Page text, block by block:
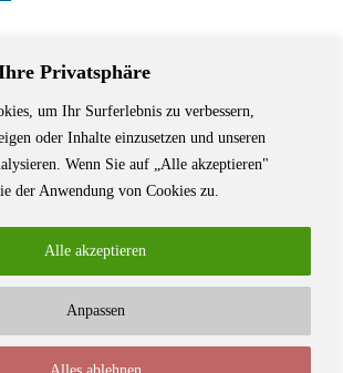
Privatsphäre
um Ihr Surferlebnis zu verbessern,
oder Inhalte einzusetzen und unseren
Wenn Sie auf „Alle akzeptieren"
der Anwendung von Cookies zu.
Anpassen
Alles ablehnen
Alle akzeptieren
ist ein beliebter Treffpunkt für Autorinnen und
und der Region sowie ein Veranstaltungsort für
Schreibwerkstätten.